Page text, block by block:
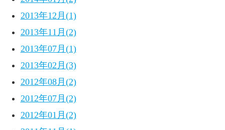
2013年12月(1)
2013年11月(2)
2013年07月(1)
2013年02月(3)
2012年08月(2)
2012年07月(2)
2012年01月(2)